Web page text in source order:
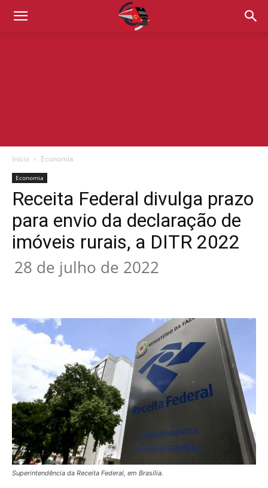
Início Economia
Economia
Receita Federal divulga prazo
para envio da declaração de
imóveis rurais, a DITR 2022
28 de julho de 2022
Superintendência da Receita Federal, em Brasília.